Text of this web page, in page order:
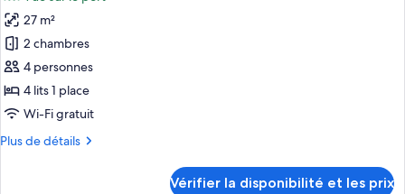
Triple
photos
pour
ce
type
de
chambre :
Chambre
27 m²
2 chambres
4 personnes
4 lits 1 place
Wi-Fi gratuit
Plus de détails
Plus
Vérifier la disponibilité et les prix